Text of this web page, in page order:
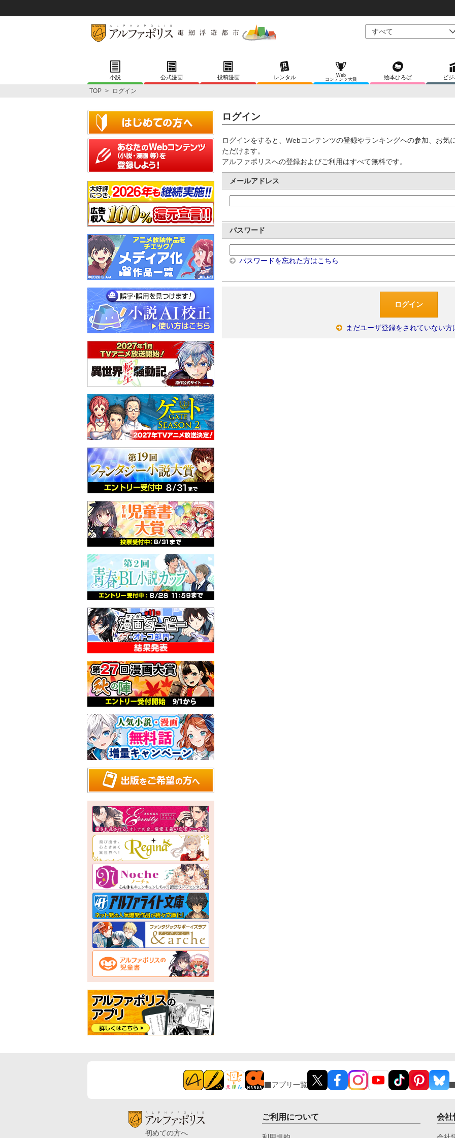
小説 公式漫画 投稿漫画 レンタル
Web
コンテンツ大賞
絵本ひろば ビ
TOP > ログイン
ログイン
ログインをすると、Webコンテンツの登録やランキングへの参加、お気
ただけます。
アルファポリスへの登録およびご利用はすべて無料です。
メールアドレス
パスワード
パスワードを忘れた方はこちら
まだユーザ登録をされていない方
アプリ一覧
初めての方へ
ご利用について 会社